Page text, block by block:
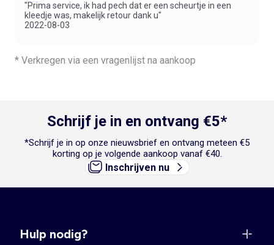
"Prima service, ik had pech dat er een scheurtje in een
kleedje was, makelijk retour dank u"
2022-08-03
* Verkregen via een vragenlijst na aankoop
Schrijf je in en ontvang €5*
*Schrijf je in op onze nieuwsbrief en ontvang meteen €5
korting op je volgende aankoop vanaf €40.
Inschrijven nu
Hulp nodig?